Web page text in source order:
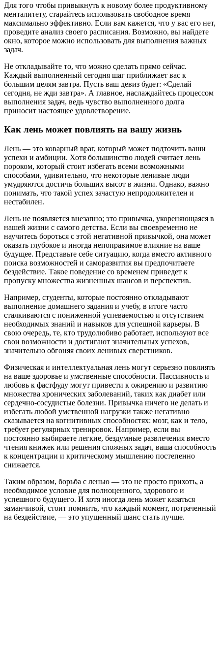
Для того чтобы привыкнуть к новому более продуктивному
менталитету, старайтесь использовать свободное время
максимально эффективно. Если вам кажется, что у вас его нет,
проведите анализ своего расписания. Возможно, вы найдете
окно, которое можно использовать для выполнения важных
задач.
Не откладывайте то, что можно сделать прямо сейчас.
Каждый выполненный сегодня шаг приближает вас к
большим целям завтра. Пусть ваш девиз будет: «Сделай
сегодня, не жди завтра». А главное, наслаждайтесь процессом
выполнения задач, ведь чувство выполненного долга
приносит настоящее удовлетворение.
Как лень может повлиять на вашу жизнь
Лень — это коварный враг, который может подточить ваши
успехи и амбиции. Хотя большинство людей считает лень
пороком, который стоит избегать всеми возможными
способами, удивительно, что некоторые ленивые люди
умудряются достичь больших высот в жизни. Однако, важно
понимать, что такой успех зачастую непродолжителен и
нестабилен.
Лень не появляется внезапно; это привычка, укореняющаяся в
нашей жизни с самого детства. Если вы своевременно не
научитесь бороться с этой негативной привычкой, она может
оказать глубокое и иногда непоправимое влияние на ваше
будущее. Представьте себе ситуацию, когда вместо активного
поиска возможностей и саморазвития вы предпочитаете
бездействие. Такое поведение со временем приведет к
пропуску множества жизненных шансов и перспектив.
Например, студенты, которые постоянно откладывают
выполнение домашнего задания и учебу, в итоге часто
сталкиваются с пониженной успеваемостью и отсутствием
необходимых знаний и навыков для успешной карьеры. В
свою очередь, те, кто трудолюбиво работает, используют все
свои возможности и достигают значительных успехов,
значительно обгоняя своих ленивых сверстников.
Физическая и интеллектуальная лень могут серьезно повлиять
на ваше здоровье и умственные способности. Пассивность и
любовь к фастфуду могут привести к ожирению и развитию
множества хронических заболеваний, таких как диабет или
сердечно-сосудистые болезни. Привычка ничего не делать и
избегать любой умственной нагрузки также негативно
сказывается на когнитивных способностях: мозг, как и тело,
требует регулярных тренировок. Например, если вы
постоянно выбираете легкие, бездумные развлечения вместо
чтения книжек или решения сложных задач, ваша способность
к концентрации и критическому мышлению постепенно
снижается.
Таким образом, борьба с ленью — это не просто прихоть, а
необходимое условие для полноценного, здорового и
успешного будущего. И хотя иногда лень может казаться
заманчивой, стоит помнить, что каждый момент, потраченный
на бездействие, — это упущенный шанс стать лучше.